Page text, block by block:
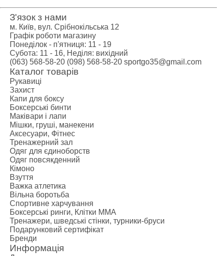
З'язок з нами
м. Київ, вул. Срібнокільська 12
Графік роботи магазину
Понеділок - п'ятниця: 11 - 19
Субота: 11 - 16, Неділя: вихідний
(063) 568-58-20 (098) 568-58-20 sportgo35@gmail.com
Каталог товарів
Рукавиці
Захист
Капи для боксу
Боксерські бинти
Маківари і лапи
Мішки, груші, манекени
Аксесуари, Фітнес
Тренажерний зал
Одяг для єдиноборств
Одяг повсякденний
Кімоно
Взуття
Важка атлетика
Вільна боротьба
Спортивне харчування
Боксерські ринги, Клітки ММА
Тренажери, шведські стінки, турники-бруси
Подарунковий сертифікат
Бренди
Информація